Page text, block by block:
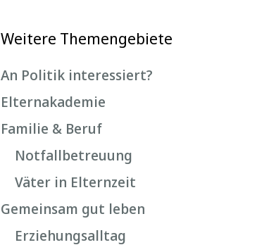
Weitere Themengebiete
An Politik interessiert?
Elternakademie
Familie & Beruf
Notfallbetreuung
Väter in Elternzeit
Gemeinsam gut leben
Erziehungsalltag